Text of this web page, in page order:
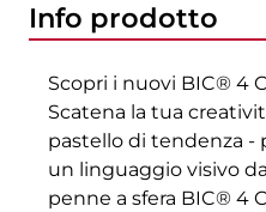
Info prodotto
Scopri i nuovi BIC® 4
Scatena la tua
pastello di tendenza -
un linguaggio visivo
penne a sfera BIC® 4